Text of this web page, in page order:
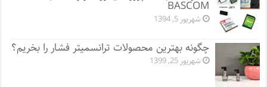
BASCOM
شهریور 5, 1394
چگونه بهترین محصولات ترانسمیتر فشار را بخریم؟
شهریور 25, 1399